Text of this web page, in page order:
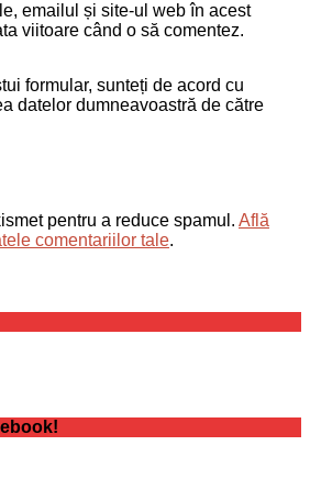
emailul și site-ul web în acest
viitoare când o să comentez.
formular, sunteți de acord cu
datelor dumneavoastră de către
pentru a reduce spamul. Află
comentariilor tale.